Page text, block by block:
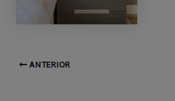
ANTERIOR